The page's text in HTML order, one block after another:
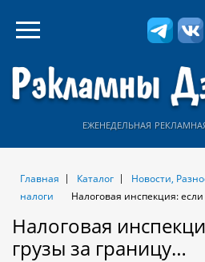
еженедельная
Главная Каталог Новости,
налоги
Налоговая инспекция:
Налоговая
грузы за границу…